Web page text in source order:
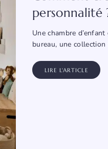
personnalité
Une chambre
bureau, une
LIRE L'ARTICLE